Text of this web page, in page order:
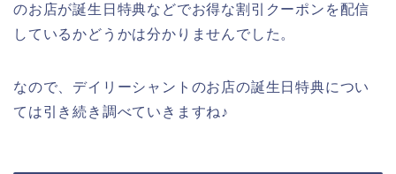
のお店が誕生日特典などでお得な割引クーポンを配信
しているかどうかは分かりませんでした。
なので、デイリーシャントのお店の誕生日特典につい
ては引き続き調べていきますね♪